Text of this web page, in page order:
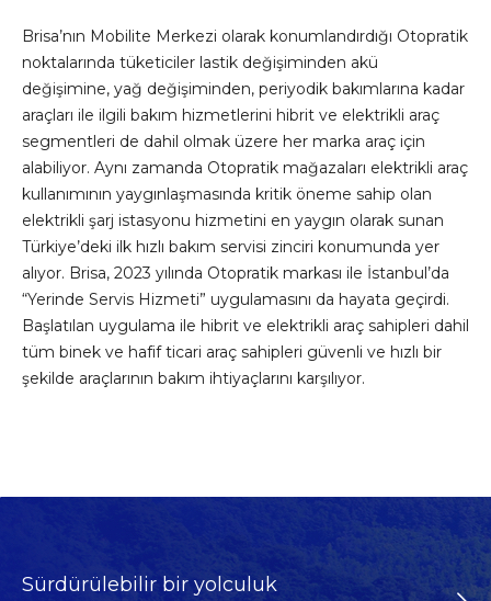
Brisa’nın Mobilite Merkezi olarak konumlandırdığı Otopratik
noktalarında tüketiciler lastik değişiminden akü
değişimine, yağ değişiminden, periyodik bakımlarına kadar
araçları ile ilgili bakım hizmetlerini hibrit ve elektrikli araç
segmentleri de dahil olmak üzere her marka araç için
alabiliyor. Aynı zamanda Otopratik mağazaları elektrikli araç
kullanımının yaygınlaşmasında kritik öneme sahip olan
elektrikli şarj istasyonu hizmetini en yaygın olarak sunan
Türkiye’deki ilk hızlı bakım servisi zinciri konumunda yer
alıyor. Brisa, 2023 yılında Otopratik markası ile İstanbul’da
“Yerinde Servis Hizmeti” uygulamasını da hayata geçirdi.
Başlatılan uygulama ile hibrit ve elektrikli araç sahipleri dahil
tüm binek ve hafif ticari araç sahipleri güvenli ve hızlı bir
şekilde araçlarının bakım ihtiyaçlarını karşılıyor.
Sürdürülebilir bir yolculuk